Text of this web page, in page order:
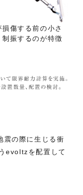
傷する前の小さ
振するのが特徴
震の際に生じる衝
evoltzを配置して